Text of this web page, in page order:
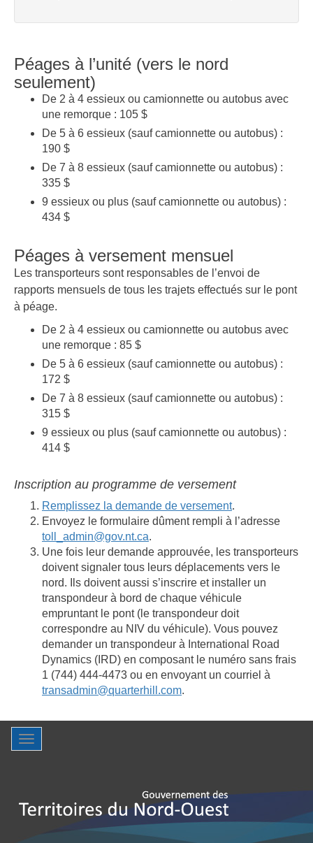
Péages à l’unité (vers le nord
seulement)
De 2 à 4 essieux ou camionnette ou autobus avec
une remorque : 105 $
De 5 à 6 essieux (sauf camionnette ou autobus) :
190 $
De 7 à 8 essieux (sauf camionnette ou autobus) :
335 $
9 essieux ou plus (sauf camionnette ou autobus) :
434 $
Péages à versement mensuel
Les transporteurs sont responsables de l’envoi de
rapports mensuels de tous les trajets effectués sur le pont
à péage.
De 2 à 4 essieux ou camionnette ou autobus avec
une remorque : 85 $
De 5 à 6 essieux (sauf camionnette ou autobus) :
172 $
De 7 à 8 essieux (sauf camionnette ou autobus) :
315 $
9 essieux ou plus (sauf camionnette ou autobus) :
414 $
Inscription au programme de versement
Remplissez la demande de versement.
Envoyez le formulaire dûment rempli à l’adresse
toll_admin@gov.nt.ca.
Une fois leur demande approuvée, les transporteurs
doivent signaler tous leurs déplacements vers le
nord. Ils doivent aussi s’inscrire et installer un
transpondeur à bord de chaque véhicule
empruntant le pont (le transpondeur doit
correspondre au NIV du véhicule). Vous pouvez
demander un transpondeur à International Road
Dynamics (IRD) en composant le numéro sans frais
1 (744) 444-4473 ou en envoyant un courriel à
transadmin@quarterhill.com.
Toggle